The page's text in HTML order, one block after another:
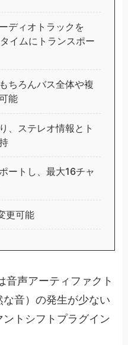
ディオトラックを
イムにトランスポー
ちろんバス全体や複
能
、ステレオ情報とト
ートし、最大16チャ
更可能
音声アーティファクト
な音）の発生が少ない
トシフトプラグイン